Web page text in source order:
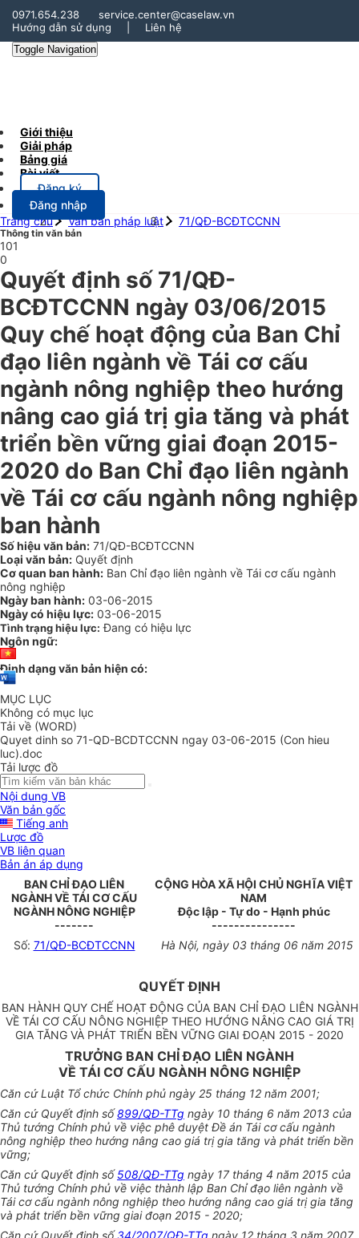
0971.654.238
service.center@caselaw.vn
Hướng dẫn sử dụng
Liên hệ
Toggle Navigation
Giới thiệu
Giải pháp
Bảng giá
Bài viết
Đăng ký
Đăng nhập
Trang chủ
Văn bản pháp luật 71/QĐ-BCĐTCCNN
Thông tin văn bản
101
0
Quyết định số 71/QĐ-
BCĐTCCNN ngày 03/06/2015
Quy chế hoạt động của Ban Chỉ
đạo liên ngành về Tái cơ cấu
ngành nông nghiệp theo hướng
nâng cao giá trị gia tăng và phát
triển bền vững giai đoạn 2015-
2020 do Ban Chỉ đạo liên ngành
về Tái cơ cấu ngành nông nghiệp
ban hành
Số hiệu văn bản: 71/QĐ-BCĐTCCNN
Loại văn bản: Quyết định
Cơ quan ban hành: Ban Chỉ đạo liên ngành về Tái cơ cấu ngành
nông nghiệp
Ngày ban hành: 03-06-2015
Ngày có hiệu lực: 03-06-2015
Tình trạng hiệu lực: Đang có hiệu lực
Ngôn ngữ:
Định dạng văn bản hiện có:
MỤC LỤC
Không có mục lục
Tải về (WORD)
Quyet dinh so 71-QD-BCDTCCNN ngay 03-06-2015 (Con hieu
luc).doc
Tải lược đồ
Nội dung VB
Văn bản gốc
Tiếng anh
Lược đồ
VB liên quan
Bản án áp dụng
BAN CHỈ ĐẠO LIÊN
NGÀNH VỀ TÁI CƠ CẤU
NGÀNH NÔNG NGHIỆP
-------
CỘNG HÒA XÃ HỘI CHỦ NGHĨA VIỆT
NAM
Độc lập - Tự do - Hạnh phúc
---------------
Số: 71/QĐ-BCĐTCCNN Hà Nội, ngày 03 tháng 06 năm 2015
QUYẾT ĐỊNH
BAN HÀNH QUY CHẾ HOẠT ĐỘNG CỦA BAN CHỈ ĐẠO LIÊN NGÀNH
VỀ TÁI CƠ CẤU NÔNG NGHIỆP THEO HƯỚNG NÂNG CAO GIÁ TRỊ
GIA TĂNG VÀ PHÁT TRIỂN BỀN VỮNG GIAI ĐOẠN 2015 - 2020
TRƯỞNG BAN CHỈ ĐẠO LIÊN NGÀNH
VỀ TÁI CƠ CẤU NGÀNH NÔNG NGHIỆP
Căn cứ Luật Tổ chức Chính phủ ngày 25 tháng 12 năm 2001;
Căn cứ Quyết định số 899/QĐ-TTg ngày 10 tháng 6 năm 2013 của
Thủ tướng Chính phủ về việc phê duyệt Đề án Táicơ cấu ngành
nông nghiệp theo hướng nâng cao giá trị gia tăng và phát triển bền
vững;
Căn cứ Quyết định số508/QĐ-TTg ngày 17 tháng 4 năm 2015 của
Thủ tướng Chính phủ về việc thành lập Ban Chỉ đạo liên ngành về
Tái cơ cấu ngành nông nghiệp theo hướng nâng cao giá trị gia tăng
và phát triển bền vững giai đoạn 2015 - 2020;
Căn cứ Quyết định số34/2007/QĐ-TTg ngày 12 tháng 3 năm 2007